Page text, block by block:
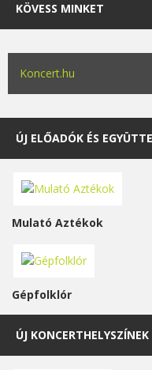
KÖVESS MINKET
Koncert.hu
ÚJ ELŐADÓK ÉS
Mulató Aztékok
Gépfolklór
ÚJ KONCERTHELYSZÍNEK